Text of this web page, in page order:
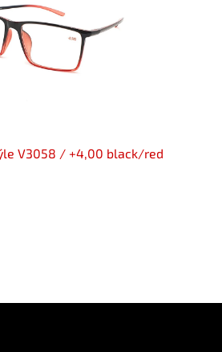
V3058 / +4,00 black/red